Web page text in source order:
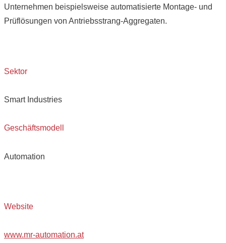
Unternehmen beispielsweise automatisierte Montage- und
Prüflösungen von Antriebsstrang-Aggregaten.
Sektor
Smart Industries
Geschäftsmodell
Automation
Website
www.mr-automation.at